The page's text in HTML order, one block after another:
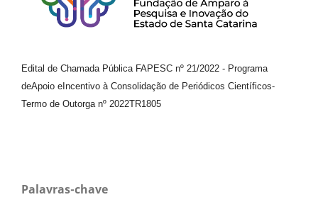
Edital de Chamada Pública FAPESC nº 21/2022 - Programa
deApoio e Incentivo à Consolidação de Periódicos Científicos-
Termo de Outorga nº 2022TR1805
Palavras-chave